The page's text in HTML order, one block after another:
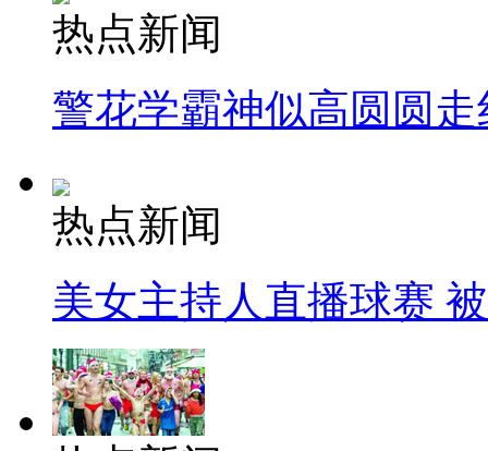
热点新闻
警花学霸神似高圆圆走
热点新闻
美女主持人直播球赛